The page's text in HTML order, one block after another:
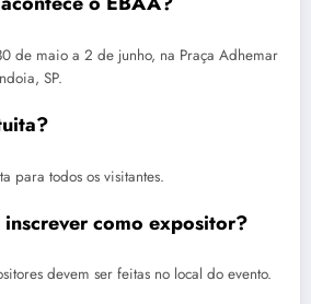
de maio a 2 de junho, na Praça Adhemar
SP.
para todos os visitantes.
como expositor?
devem ser feitas no local do evento.